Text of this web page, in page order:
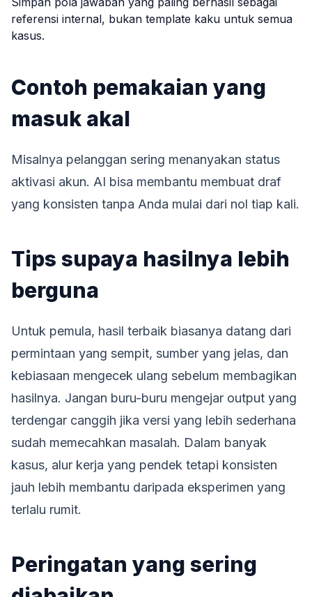
referensi internal, bukan template kaku untuk semua
kasus.
Contoh pemakaian yang
masuk akal
Misalnya pelanggan sering menanyakan status
aktivasi akun. AI bisa membantu membuat draf
yang konsisten tanpa Anda mulai dari nol tiap kali.
Tips supaya hasilnya lebih
berguna
Untuk pemula, hasil terbaik biasanya datang dari
permintaan yang sempit, sumber yang jelas, dan
kebiasaan mengecek ulang sebelum membagikan
hasilnya. Jangan buru-buru mengejar output yang
terdengar canggih jika versi yang lebih sederhana
sudah memecahkan masalah. Dalam banyak
kasus, alur kerja yang pendek tetapi konsisten
jauh lebih membantu daripada eksperimen yang
terlalu rumit.
Peringatan yang sering